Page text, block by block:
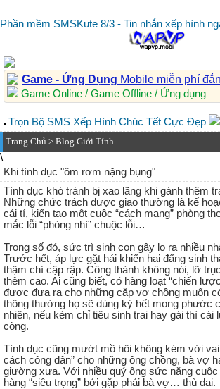
Phần mềm SMSKute 8/3 - Tin nhắn xếp hình
Game - Ứng Dụng Mobile miễn phí
Game Online / Game Offline / Ứng dụng
Trọn Bộ SMS Xếp Hình Chúc Tết Cực Đẹp
Trang Chủ > Blog Giới Tính
\
Khi tình dục "ôm rơm nặng bụng"
Tình dục khó tránh bị xao lãng khi gánh thêm
Những chức trách được giao thường là kế
cái tí, kiến tạo một cuộc “cách mạng” phòng
mắc lỗi “phòng nhì” chuộc lỗi…
Trong số đó, sức trì sinh con gây lo ra nhiều
Trước hết, áp lực gặt hái khiến hai đấng sinh
thậm chí cập rập. Công thành không nói, lỡ
thêm cao. Ai cũng biết, có hàng loạt “chiến
được đưa ra cho những cặp vợ chồng muốn
thông thường họ sẽ dùng kỳ hết mong phước
nhiên, nếu kèm chỉ tiêu sinh trai hay gái thì cái
còng.
Tình dục cũng mướt mồ hôi không kém với
cách công dân” cho những ông chồng, bà vợ
giường xưa. Với nhiều quý ông sức nặng cuộc
hàng “siêu trọng” bởi gặp phải bà vợ… thù dai.